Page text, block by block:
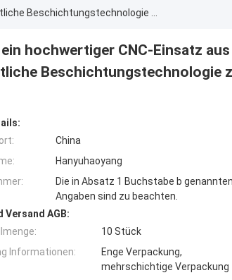
hochwertiger CNC-Einsatz aus
Beschichtungstechnologie
China
Hanyuhaoyang
Die in Absatz 1 Buchstabe b genannten
Angaben sind zu beachten.
Versand AGB:
10 Stück
Informationen:
Enge Verpackung,
mehrschichtige Verpackung